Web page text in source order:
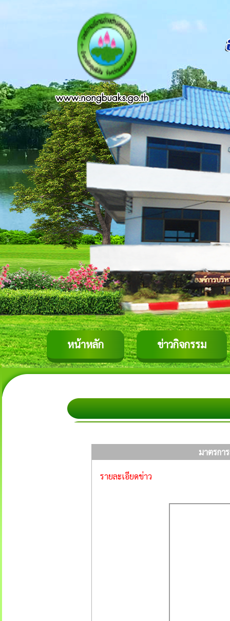
หน้าหลัก ข่าวกิจกรรม
มาตรกา
รายละเอียดข่าว